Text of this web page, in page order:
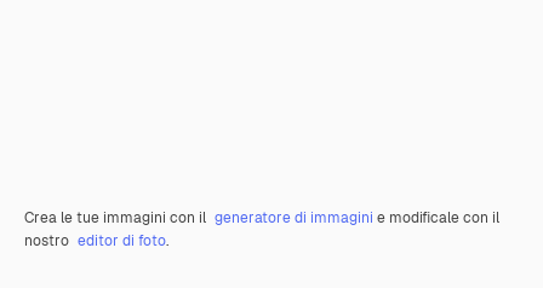
Crea le tue immagini con il generatore di immagini e modificale con il
nostro editor di foto.